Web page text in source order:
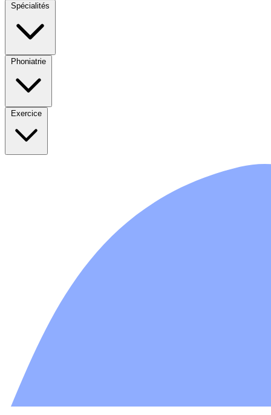
Spécialités
Phoniatrie
Exercice